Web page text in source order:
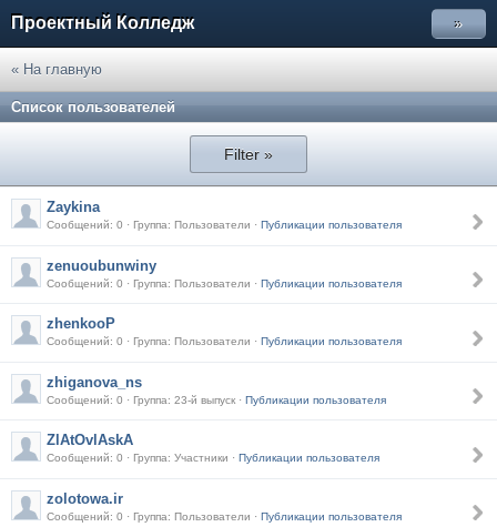
Проектный Колледж »
« На главную
Список пользователей
Filter »
Zaykina
Сообщений: 0 · Группа: Пользователи · Публикации пользователя
zenuoubunwiny
Сообщений: 0 · Группа: Пользователи · Публикации пользователя
zhenkooP
Сообщений: 0 · Группа: Пользователи · Публикации пользователя
zhiganova_ns
Сообщений: 0 · Группа: 23-й выпуск · Публикации пользователя
ZlAtOvlAskA
Сообщений: 0 · Группа: Участники · Публикации пользователя
zolotowa.ir
Сообщений: 0 · Группа: Пользователи · Публикации пользователя